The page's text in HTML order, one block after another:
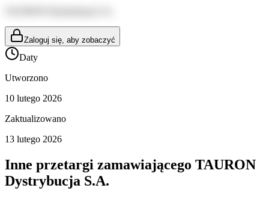
Zaloguj się, aby zobaczyć
Daty
Utworzono
10 lutego 2026
Zaktualizowano
13 lutego 2026
Inne przetargi zamawiającego TAURON
Dystrybucja S.A.